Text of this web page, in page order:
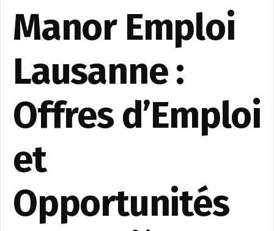
Manor Emploi
Lausanne :
Offres d’Emploi
et
Opportunités